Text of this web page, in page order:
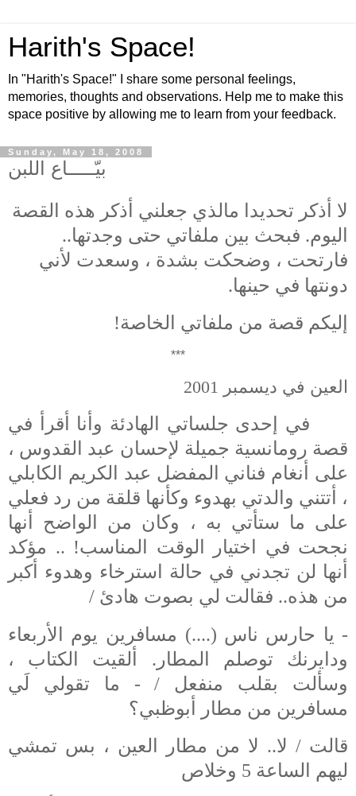
Harith's Space!
In "Harith's Space!" I share some personal feelings,
memories, thoughts and observations. Help me to make this
space positive by allowing me to learn from your feedback.
Sunday, May 18, 2008
بيّـــــاع اللبن
لا أذكر تحديدا مالذي جعلني أذكر هذه القصة
اليوم. فبحث بين ملفاتي حتى وجدتها..
فارتحت ، وضحكت بشدة ، وسعدت لأني
دونتها في حينها.
إليكم قصة من ملفاتي الخاصة!
***
العين في ديسمبر 2001
في إحدى جلساتي الهادئة وأنا أقرأ في
قصة رومانسية جميلة لإحسان عبد القدوس ،
على أنغام فناني المفضل عبد الكريم الكابلي
، أتتني والدتي بهدوء وكأنها قلقة من رد فعلي
على ما ستأتي به ، وكان من الواضح أنها
نجحت في اختيار الوقت المناسب! .. مؤكد
أنها لن تجدني في حالة استرخاء وهدوء أكبر
من هذه.. فقالت لي بصوت هادئ /
- يا حارس ناس (....) مسافرين يوم الأربعاء
ودايرنك توصلم المطار .
ألقيت الكتاب ،
وسألت بقلب منفعل / - ما تقولي لَي
مسافرين من مطار أبوظبي؟
قالت / لا.. لا من مطار العين ، بس تمشي
ليهم الساعة 5 وخلاص